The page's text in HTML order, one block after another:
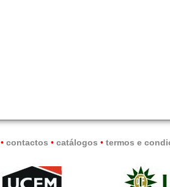
• contactos • catálogos • termos e